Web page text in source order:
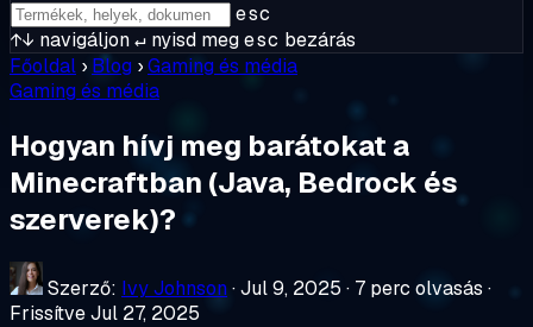
esc
↑↓ navigáljon↵ nyisd megesc bezárás
Főoldal › Blog ›Gaming és média
Gaming és média
Hogyan hívj meg barátokat a
Minecraftban (Java, Bedrock és
szerverek)?
Szerző: Ivy Johnson·Jul 9, 2025 · 7 perc olvasás ·
Frissítve Jul 27, 2025